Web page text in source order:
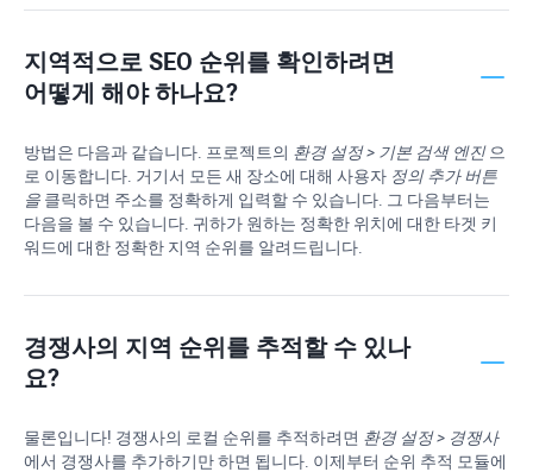
지역적으로 SEO 순위를 확인하려면
어떻게 해야 하나요?
방법은 다음과 같습니다. 프로젝트의 환경 설정 > 기본 검색 엔진으
로 이동합니다. 거기서 모든 새 장소에 대해 사용자 정의 추가 버튼
을 클릭하면 주소를 정확하게 입력할 수 있습니다. 그 다음부터는
다음을 볼 수 있습니다. 귀하가 원하는 정확한 위치에 대한 타겟 키
워드에 대한 정확한 지역 순위를 알려드립니다.
경쟁사의 지역 순위를 추적할 수 있나
요?
물론입니다! 경쟁사의 로컬 순위를 추적하려면 환경 설정 > 경쟁사
에서 경쟁사를 추가하기만 하면 됩니다. 이제부터 순위 추적 모듈에